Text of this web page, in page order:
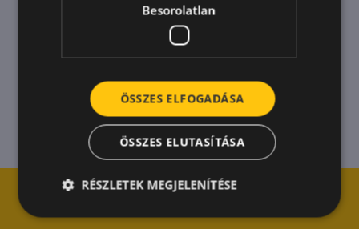
Besorolatlan
ÖSSZES ELFOGADÁSA
ÖSSZES ELUTASÍTÁSA
RÉSZLETEK MEGJELENÍTÉSE